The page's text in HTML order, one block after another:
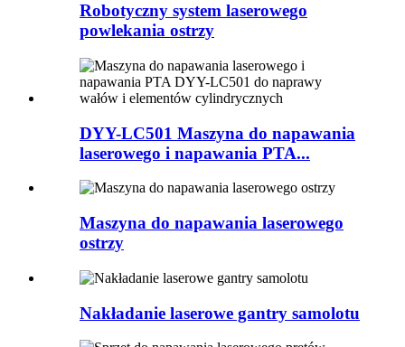
Robotyczny system laserowego
powlekania ostrzy
DYY-LC501 Maszyna do napawania
laserowego i napawania PTA...
Maszyna do napawania laserowego
ostrzy
Nakładanie laserowe gantry samolotu